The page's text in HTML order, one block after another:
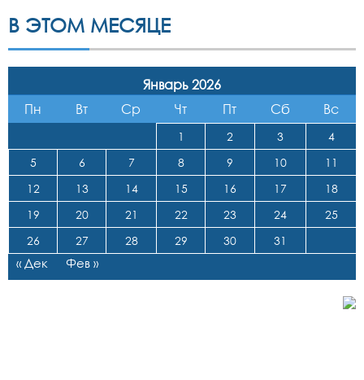
В ЭТОМ МЕСЯЦЕ
Январь 2026
Пн
Вт Ср Чт Пт Сб Вс
1 2 3
4
5
6 7 8 9 10
11
12
13 14 15 16 17
18
19
20 21 22 23 24
25
26
27 28 29 30 31
« Дек Фев »